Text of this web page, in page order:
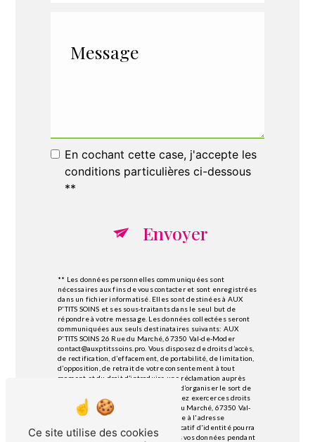
En cochant cette case, j'accepte les
conditions particulières ci-dessous
**
Envoyer
** Les données personnelles communiquées sont
nécessaires aux fins de vous contacter et sont enregistrées
dans un fichier informatisé. Elles sont destinées à AUX
P'TITS SOINS et ses sous-traitants dans le seul but de
répondre à votre message. Les données collectées seront
communiquées aux seuls destinataires suivants: AUX
P'TITS SOINS 26 Rue du Marché, 67350 Val-de-Moder
contact@auxptitssoins.pro. Vous disposez de droits d’accès,
de rectification, d’effacement, de portabilité, de limitation,
d’opposition, de retrait de votre consentement à tout
moment et du droit d’introduire une réclamation auprès
d’une autorité de contrôle, ainsi que d’organiser le sort de
vos données post-mortem. Vous pouvez exercer ces droits
par voie postale à l'adresse 26 Rue du Marché, 67350 Val-
de-Moder ou par courrier électronique à l'adresse
contact@auxptitssoins.pro. Un justificatif d'identité pourra
vous être demandé. Nous conservons vos données pendant
Ce site utilise des cookies